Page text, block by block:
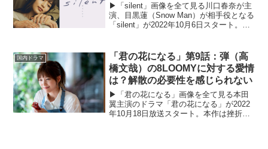
▶︎「silent」画像を全て見る川口春奈が主
演、目黒蓮（Snow Man）が相手役となる
「silent」が2022年10月6日スタート。主
再会。彼は難病により、ほと...
国内ドラマ
「君の花になる」第9話：弾（高
橋文哉）の8LOOMYに対する愛情
は？解散の必要性を感じられない
▶︎「君の花になる」画像を全て見る本田
翼主演のドラマ「君の花になる」が2022
年10月18日放送スタート。本作は挫折し